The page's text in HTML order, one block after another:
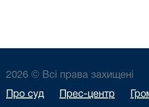
2026 © Всі права захищені
Про суд Прес-центр